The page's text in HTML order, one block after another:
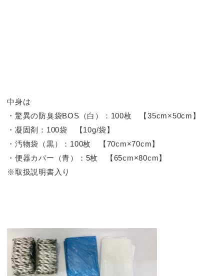
中身は
・驚異の防臭袋BOS（白）：100枚 【35cm×50cm】
・凝固剤：100袋 【10g/袋】
・汚物袋（黒）：100枚 【70cm×70cm】
・便器カバー（青）：5枚 【65cm×80cm】
※取扱説明書入り